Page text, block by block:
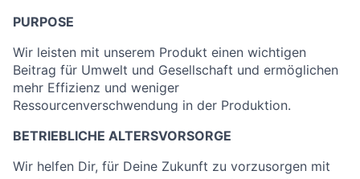
PURPOSE
Wir leisten mit unserem Produkt einen wichtigen
Beitrag für Umwelt und Gesellschaft und ermöglichen
mehr Effizienz und weniger
Ressourcenverschwendung in der Produktion.
BETRIEBLICHE ALTERSVORSORGE
Wir helfen Dir, für Deine Zukunft zu vorzusorgen mit